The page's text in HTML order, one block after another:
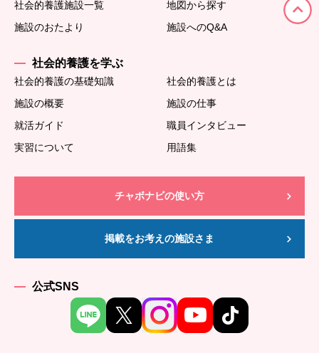
社会的養護施設一覧
地図から探す
施設のおたより
施設へのQ&A
社会的養護を学ぶ
社会的養護の基礎知識
社会的養護とは
施設の概要
施設の仕事
就活ガイド
職員インタビュー
実習について
用語集
チャボナビの使い方
掲載をお考えの施設さま
公式SNS